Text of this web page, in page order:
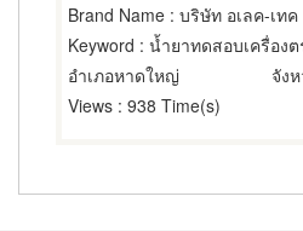
Brand Name : บริษัท อเลค-เท
Keyword : น้ำยาทดสอบเครื่อง
อำเภอหาดใหญ่
จัง
Views : 938 Time(s)